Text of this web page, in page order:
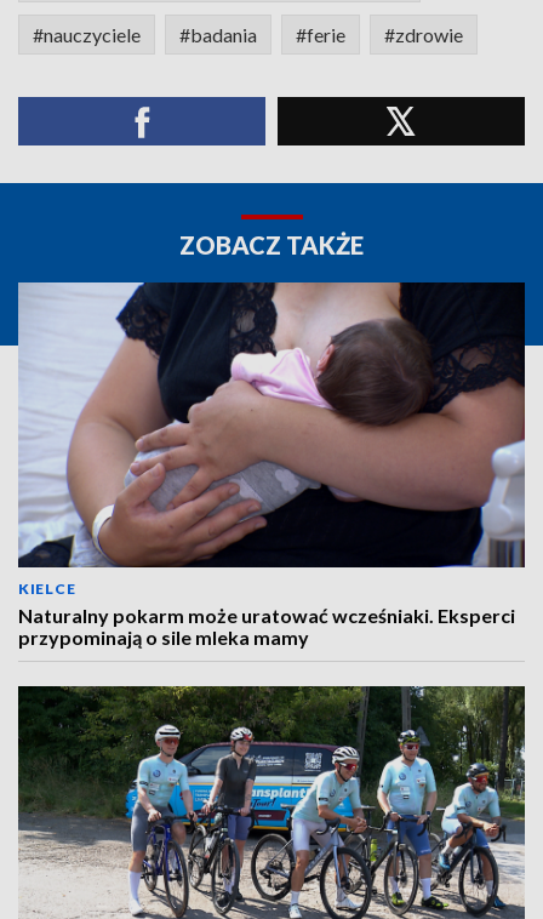
#nauczyciele #badania #ferie #zdrowie
ZOBACZ TAKŻE
KIELCE
Naturalny pokarm może uratować wcześniaki. Eksperci
przypominają o sile mleka mamy